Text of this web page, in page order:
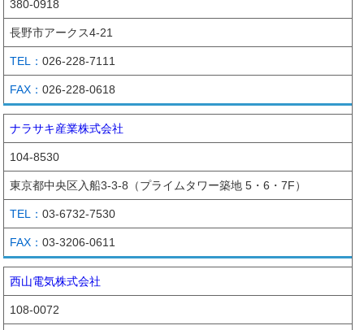
380-0918
長野市アークス4-21
026-228-7111
026-228-0618
ナラサキ産業株式会社
104-8530
東京都中央区入船3-3-8（プライムタワー築地 5・6・7F）
03-6732-7530
03-3206-0611
西山電気株式会社
108-0072